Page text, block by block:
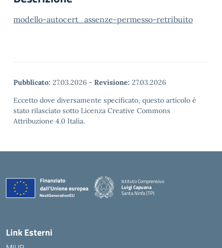
modello-autocert_assenze-permesso-retribuito
Pubblicato: 27.03.2026 - Revisione: 27.03.2026
Eccetto dove diversamente specificato, questo articolo è
stato rilasciato sotto Licenza Creative Commons
Attribuzione 4.0 Italia.
Istituto Comprensivo
Luigi Capuana
Santa Ninfa (TP)
Link Esterni